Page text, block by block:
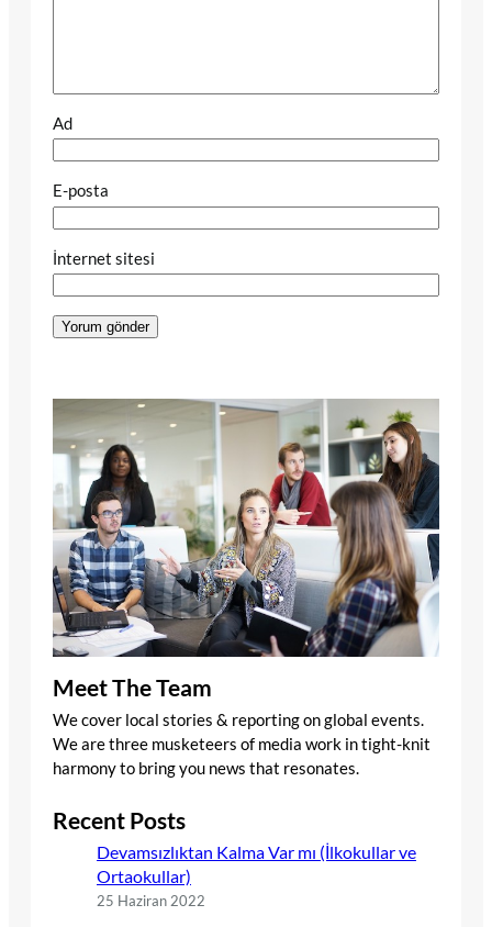
Ad
E-posta
İnternet sitesi
Meet The Team
We cover local stories & reporting on global events.
We are three musketeers of media work in tight-knit
harmony to bring you news that resonates.
Recent Posts
Devamsızlıktan Kalma Var mı (İlkokullar ve
Ortaokullar)
25 Haziran 2022